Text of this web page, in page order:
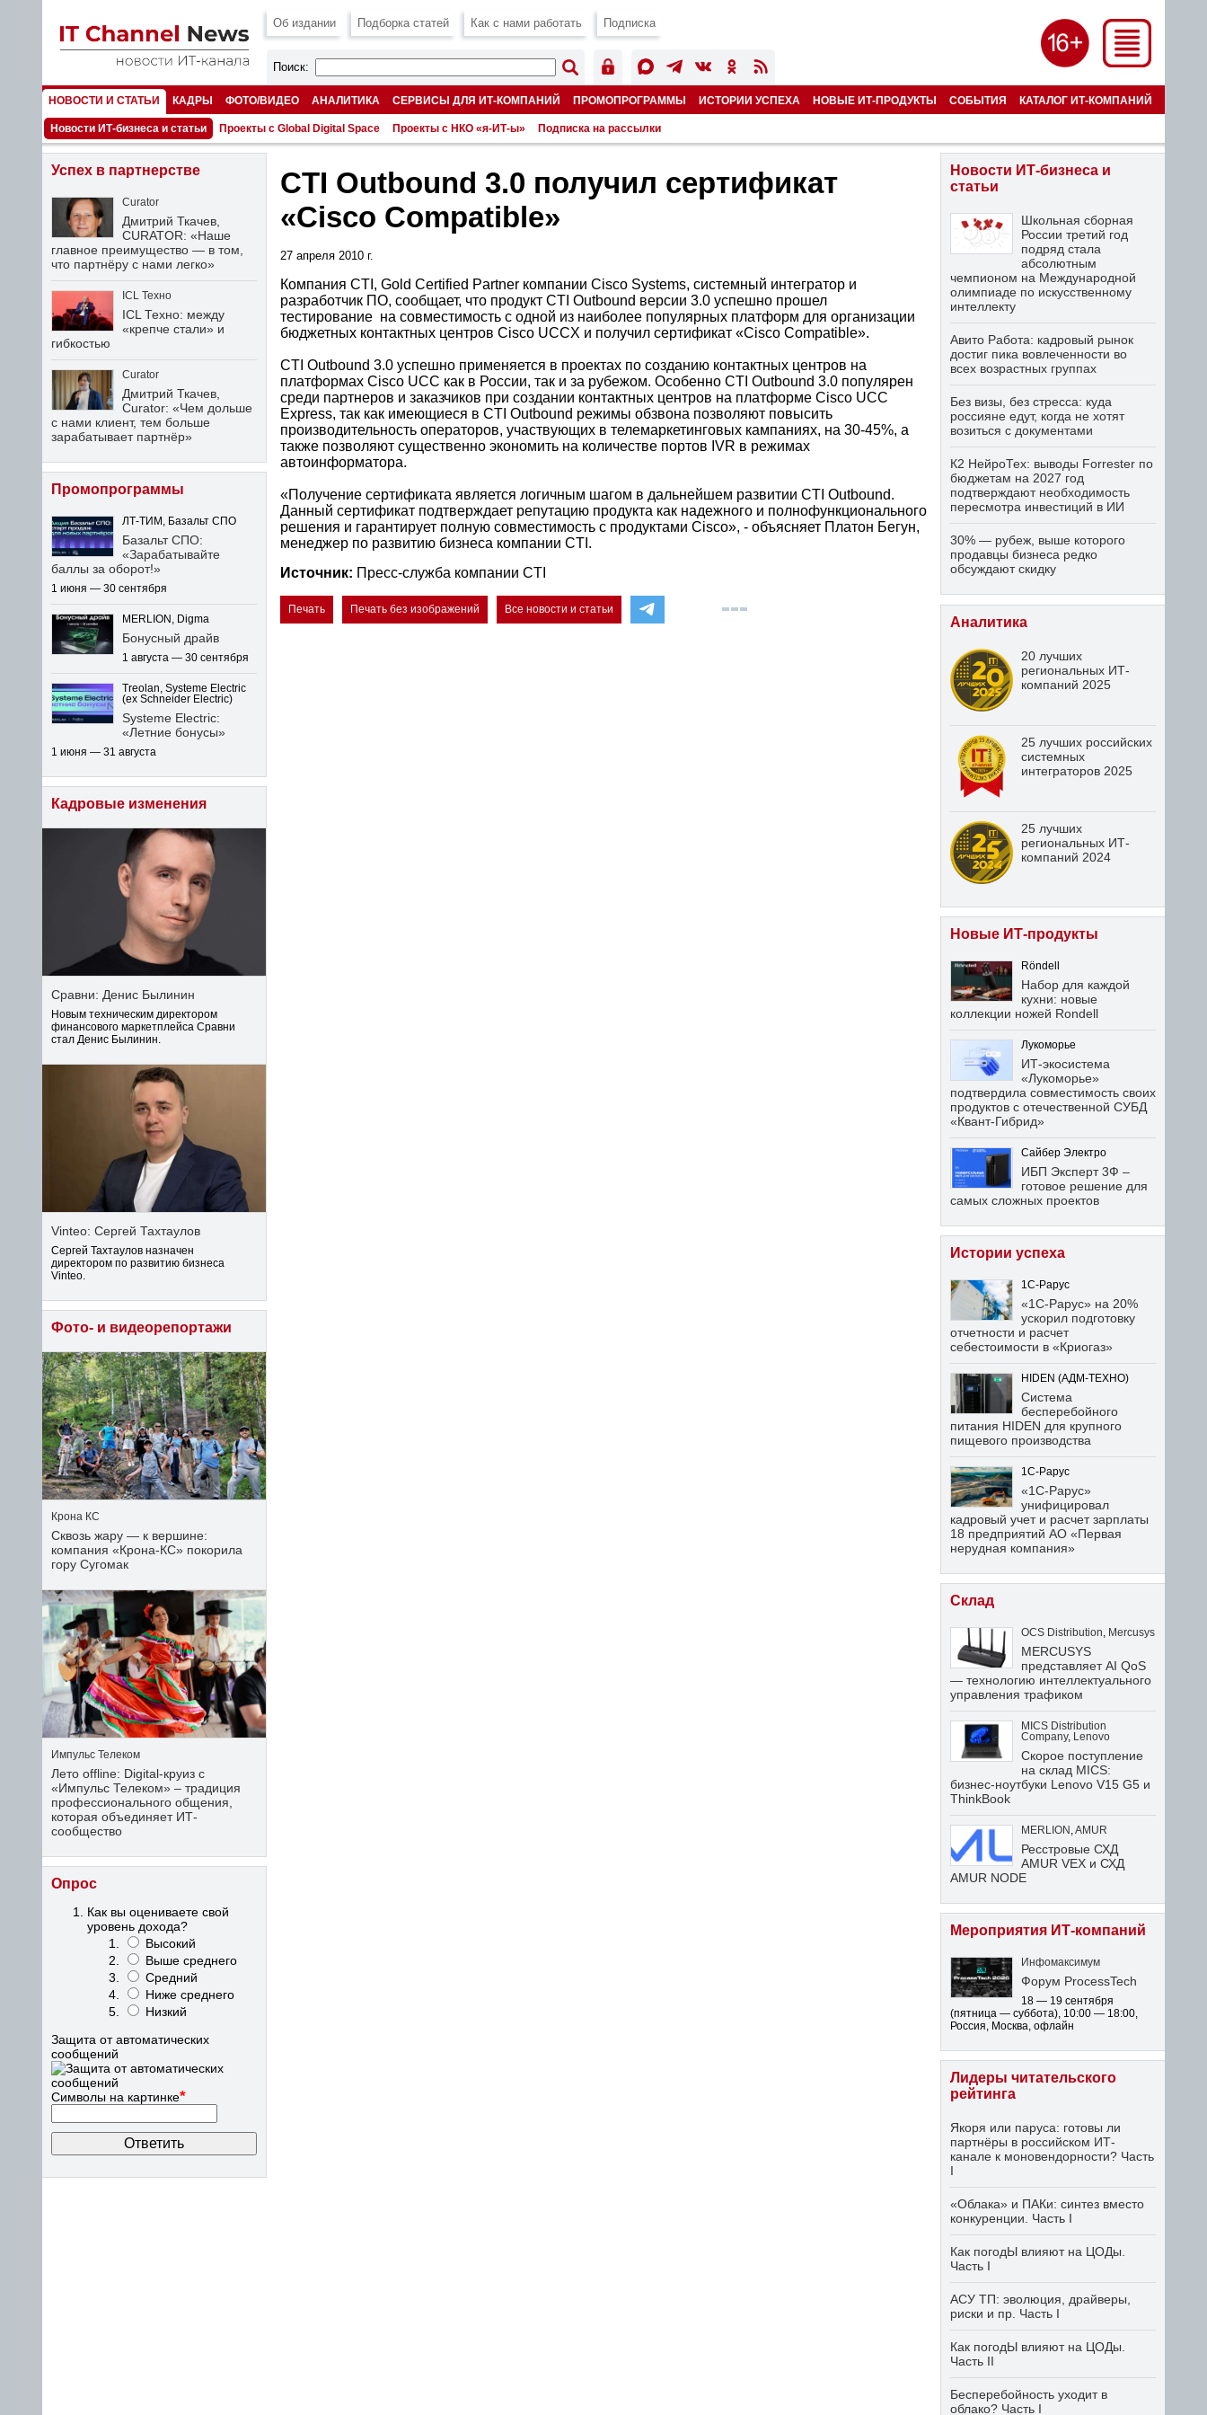
Об издании Подборка статей Как с нами работать Подписка
Поиск:
НОВОСТИ И СТАТЬИ КАДРЫ ФОТО/ВИДЕО АНАЛИТИКА СЕРВИСЫ ДЛЯ ИТ-КОМПАНИЙ ПРОМОПРОГРАММЫ ИСТОРИИ УСПЕХА НОВЫЕ ИТ-ПРОДУКТЫ СОБЫТИЯ КАТАЛОГ ИТ-КОМПАНИЙ
НОМЕРА
Новости ИТ-бизнеса и статьи Проекты с Global Digital Space Проекты с НКО «я-ИТ-ы» Подписка на рассылки
CTI Outbound 3.0 получил сертификат
«Cisco Compatible»
27 апреля 2010 г.
Компания CTI, Gold Certified Partner компании Cisco Systems, системный интегратор и
разработчик ПО, сообщает, что продукт CTI Outbound версии 3.0 успешно прошел
тестирование на совместимость с одной из наиболее популярных платформ для организации
бюджетных контактных центров Cisco UCCX и получил сертификат «Cisco Compatible».
CTI Outbound 3.0 успешно применяется в проектах по созданию контактных центров на
платформах Cisco UCC как в России, так и за рубежом. Особенно CTI Outbound 3.0 популярен
среди партнеров и заказчиков при создании контактных центров на платформе Cisco UCC
Express, так как имеющиеся в CTI Outbound режимы обзвона позволяют повысить
производительность операторов, участвующих в телемаркетинговых кампаниях, на 30-45%, а
также позволяют существенно экономить на количестве портов IVR в режимах
автоинформатора.
«Получение сертификата является логичным шагом в дальнейшем развитии CTI Outbound.
Данный сертификат подтверждает репутацию продукта как надежного и полнофункционального
решения и гарантирует полную совместимость с продуктами Cisco», - объясняет Платон Бегун,
менеджер по развитию бизнеса компании CTI.
Источник: Пресс-служба компании CTI
Печать Печать без изображений Все новости и статьи
Успех в партнерстве
Curator
Дмитрий Ткачев,
CURATOR: «Наше
главное преимущество — в том,
что партнёру с нами легко»
ICL Техно
ICL Техно: между
«крепче стали» и
гибкостью
Curator
Дмитрий Ткачев,
Curator: «Чем дольше
с нами клиент, тем больше
зарабатывает партнёр»
Промопрограммы
ЛТ-ТИМ, Базальт СПО
Базальт СПО:
«Зарабатывайте
баллы за оборот!»
1 июня — 30 сентября
MERLION, Digma
Бонусный драйв
1 августа — 30 сентября
Treolan, Systeme Electric
(ex Schneider Electric)
Systeme Electric:
«Летние бонусы»
1 июня — 31 августа
Кадровые изменения
Сравни: Денис Былинин
Новым техническим директором
финансового маркетплейса Сравни
стал Денис Былинин.
Vinteo: Сергей Тахтаулов
Сергей Тахтаулов назначен
директором по развитию бизнеса
Vinteo.
Фото- и видеорепортажи
Крона КС
Сквозь жару — к вершине:
компания «Крона‑КС» покорила
гору Сугомак
Импульс Телеком
Лето offline: Digital-круиз с
«Импульс Телеком» – традиция
профессионального общения,
которая объединяет ИТ-
сообщество
Опрос
Как вы оцениваете свой
уровень дохода?
Высокий
Выше среднего
Средний
Ниже среднего
Низкий
Защита от автоматических
сообщений
Символы на картинке*
Новости ИТ-бизнеса и
статьи
Школьная сборная
России третий год
подряд стала
абсолютным
чемпионом на Международной
олимпиаде по искусственному
интеллекту
Авито Работа: кадровый рынок
достиг пика вовлеченности во
всех возрастных группах
Без визы, без стресса: куда
россияне едут, когда не хотят
возиться с документами
К2 НейроТех: выводы Forrester по
бюджетам на 2027 год
подтверждают необходимость
пересмотра инвестиций в ИИ
30% — рубеж, выше которого
продавцы бизнеса редко
обсуждают скидку
Аналитика
20 лучших
региональных ИТ-
компаний 2025
25 лучших российских
системных
интеграторов 2025
25 лучших
региональных ИТ-
компаний 2024
Новые ИТ-продукты
Röndell
Набор для каждой
кухни: новые
коллекции ножей Rondell
Лукоморье
ИТ-экосистема
«Лукоморье»
подтвердила совместимость своих
продуктов с отечественной СУБД
«Квант-Гибрид»
Сайбер Электро
ИБП Эксперт 3Ф –
готовое решение для
самых сложных проектов
Истории успеха
1С-Рарус
«1С-Рарус» на 20%
ускорил подготовку
отчетности и расчет
себестоимости в «Криогаз»
HIDEN (АДМ-ТЕХНО)
Система
бесперебойного
питания HIDEN для крупного
пищевого производства
1С-Рарус
«1С-Рарус»
унифицировал
кадровый учет и расчет зарплаты
18 предприятий АО «Первая
нерудная компания»
Склад
OCS Distribution Mercusys
MERCUSYS
представляет AI QoS
— технологию интеллектуального
управления трафиком
MICS Distribution
Company, Lenovo
Скорое поступление
на склад MICS:
бизнес-ноутбуки Lenovo V15 G5 и
ThinkBook
MERLION AMUR
Ресстровые СХД
AMUR VEX и СХД
AMUR NODE
Мероприятия ИТ-компаний
Инфомаксимум
Форум ProcessTech
18 — 19 сентября
(пятница — суббота), 10:00 — 18:00,
Россия, Москва, офлайн
Лидеры читательского
рейтинга
Якоря или паруса: готовы ли
партнёры в российском ИТ-
канале к моновендорности? Часть
I
«Облака» и ПАКи: синтез вместо
конкуренции. Часть I
Как погодЫ влияют на ЦОДы.
Часть I
АСУ ТП: эволюция, драйверы,
риски и пр. Часть I
Как погодЫ влияют на ЦОДы.
Часть II
Бесперебойность уходит в
облако? Часть I